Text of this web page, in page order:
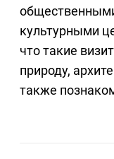
культурными
что такие
природу,
также